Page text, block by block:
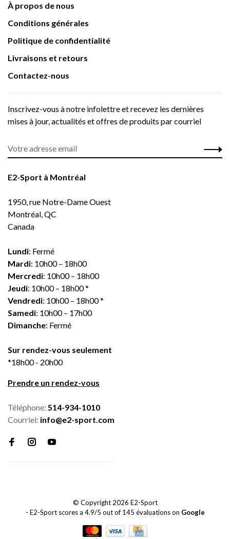
À propos de nous
Conditions générales
Politique de confidentialité
Livraisons et retours
Contactez-nous
Inscrivez-vous à notre infolettre et recevez les dernières
mises à jour, actualités et offres de produits par courriel
E2-Sport à Montréal
1950, rue Notre-Dame Ouest
Montréal, QC
Canada
Lundi: Fermé
Mardi: 10h00 – 18h00
Mercredi: 10h00 – 18h00
Jeudi: 10h00 – 18h00 *
Vendredi: 10h00 – 18h00 *
Samedi: 10h00 – 17h00
Dimanche: Fermé
Sur rendez-vous seulement
*18h00 - 20h00
Prendre un rendez-vous
Téléphone: 514-934-1010
Courriel: info@e2-sport.com
© Copyright 2026 E2-Sport
- E2-Sport scores a 4.9/5 out of 145 évaluations on Google